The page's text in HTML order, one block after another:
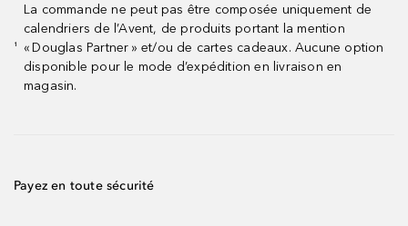
¹
La commande ne peut pas être composée uniquement de
calendriers de l’Avent, de produits portant la mention
« Douglas Partner » et/ou de cartes cadeaux. Aucune option
disponible pour le mode d’expédition en livraison en
magasin.
Payez en toute sécurité